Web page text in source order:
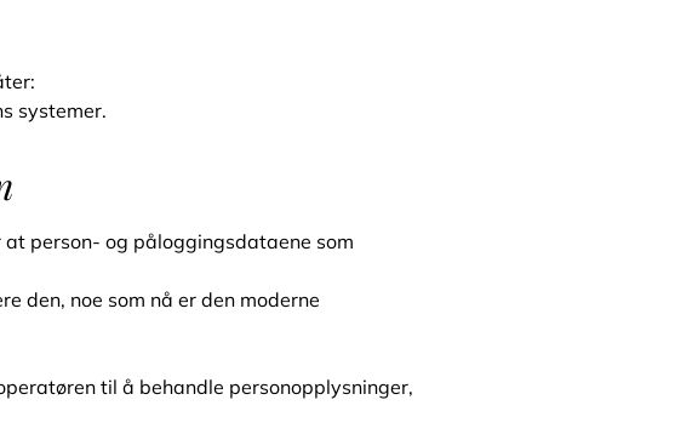
systemer.
person- og påloggingsdataene som
den, noe som nå er den moderne
til å behandle personopplysninger,